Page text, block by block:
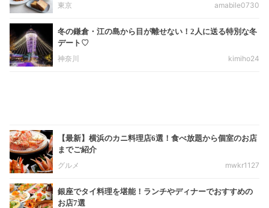
東京
amabile0730
冬の鎌倉・江の島から目が離せない！2人に送る特別な冬
デート♡
神奈川
kimiho24
【最新】横浜のカニ料理店6選！食べ放題から個室のお店
までご紹介
グルメ
mwkr1127
銀座でタイ料理を堪能！ランチやディナーでおすすめの
お店7選